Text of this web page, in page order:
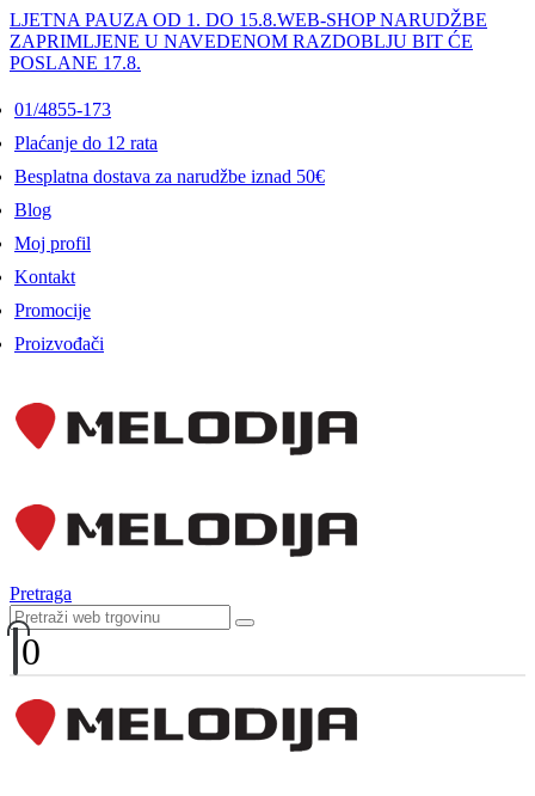
LJETNA PAUZA OD 1. DO 15.8.WEB-SHOP NARUDŽBE
ZAPRIMLJENE U NAVEDENOM RAZDOBLJU BIT ĆE
POSLANE 17.8.
01/4855-173
Plaćanje do 12 rata
Besplatna dostava za narudžbe iznad 50€
Blog
Moj profil
Kontakt
Promocije
Proizvođači
Pretraga
0